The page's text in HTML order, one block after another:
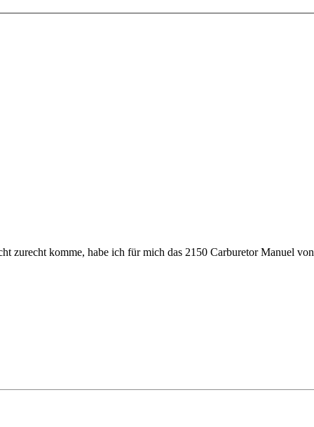
zurecht komme, habe ich für mich das 2150 Carburetor Manuel